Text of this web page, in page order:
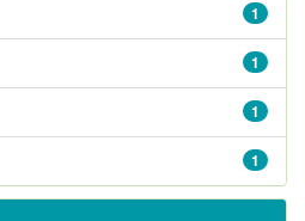
1
1
1
1